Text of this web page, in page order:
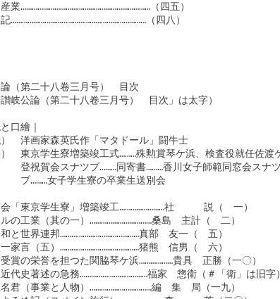
業……………………………………………………………（四五）
………………………………………………………………（四八）
（第二十八卷三月号）　目次
讃岐公論（第二十八卷三月号）　目次」は太字）
口繪｜
）　洋画家森英氏作「マタドール」闘牛士
）　東京学生寮増築竣工式………殊勲賞琴ケ浜、検査役就任佐渡
会スナツプ………同寄書………香川女子師範同窓会スナ
女子学生寮の卒業生送別会
「東京学生寮」増築竣工……………………社　　　説（　一）
の工業（其の一）……………………………桑島　主計（　二）
と世界連邦……………………………………真部　友一（　五）
家言（五）……………………………………猪熊　信男（　六）
賞の栄誉を担つた関脇琴ケ浜………………貴具　正勝（一〇）
代史著述の急務………………………………福家　惣衛（＃「衛」は旧字
君（事業と人物）……………………………編　集　局（一九）